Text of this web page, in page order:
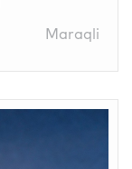
Maraqli